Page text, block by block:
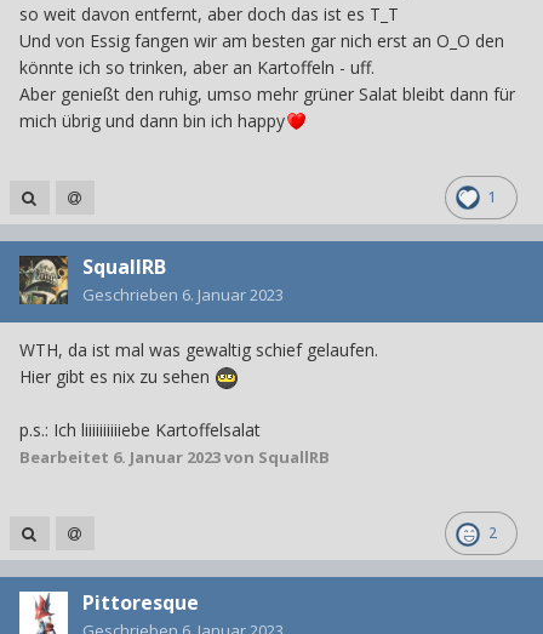
so weit davon entfernt, aber doch das ist es T_T
Und von Essig fangen wir am besten gar nich erst an O_O den
könnte ich so trinken, aber an Kartoffeln - uff.
Aber genießt den ruhig, umso mehr grüner Salat bleibt dann für
mich übrig und dann bin ich happy
1
SquallRB
Geschrieben 6. Januar 2023
WTH, da ist mal was gewaltig schief gelaufen.
Hier gibt es nix zu sehen
p.s.: Ich liiiiiiiiiiebe Kartoffelsalat
Bearbeitet 6. Januar 2023von SquallRB
2
Pittoresque